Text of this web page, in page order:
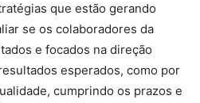
que estão gerando
se os colaboradores da
e focados na direção
esperados, como por
cumprindo os prazos e